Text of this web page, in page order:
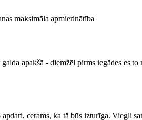
maksimāla apmierinātība
apakšā - diemžēl pirms iegādes es to
cerams, ka tā būs izturīga. Viegli